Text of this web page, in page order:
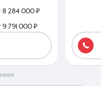
8 284 000 ₽
9 791 000 ₽